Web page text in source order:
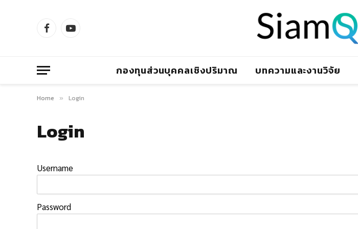
FacebookYouTube
กองทุนส่วนบุคคลเชิงปริมาณ บทความและงานวิจัย
Home » Login
Login
Username
Password